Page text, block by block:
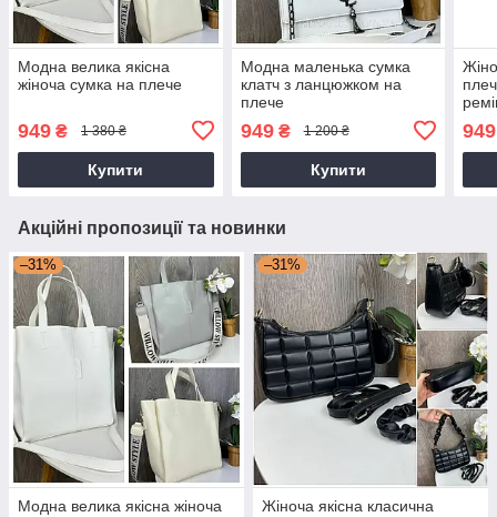
Модна велика якісна
жіноча сумка на плече
949 ₴ 1 380 ₴
Купити
Модна маленька сумка
клатч з ланцюжком на
плече
949₴ 1 200 ₴
Купити
949
Акційні пропозиції та новинки
–31%
Модна велика якісна жіноча
–31%
Жіноча якісна класична